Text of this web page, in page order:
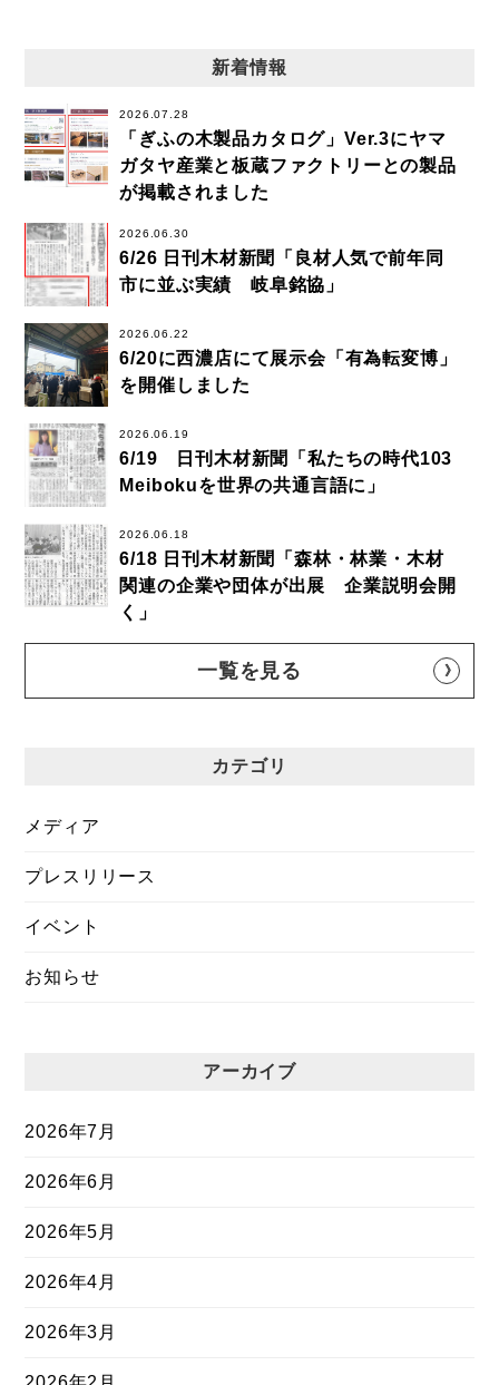
新着情報
2026.07.28
「ぎふの木製品カタログ」Ver.3にヤマ
ガタヤ産業と板蔵ファクトリーとの製品
が掲載されました
2026.06.30
6/26 日刊木材新聞「良材人気で前年同
市に並ぶ実績 岐阜銘協」
2026.06.22
6/20に西濃店にて展示会「有為転変博」
を開催しました
2026.06.19
6/19 日刊木材新聞「私たちの時代103
Meibokuを世界の共通言語に」
2026.06.18
6/18 日刊木材新聞「森林・林業・木材
関連の企業や団体が出展 企業説明会開
く」
一覧を見る
カテゴリ
メディア
プレスリリース
イベント
お知らせ
アーカイブ
2026年7月
2026年6月
2026年5月
2026年4月
2026年3月